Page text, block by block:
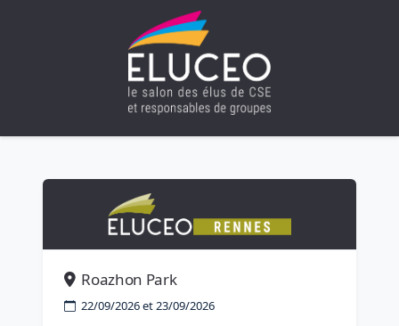
Roazhon Park
22/09/2026 et 23/09/2026